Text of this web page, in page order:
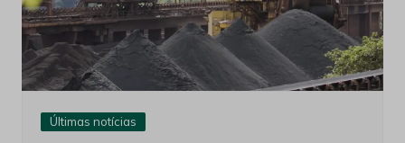
Últimas notícias